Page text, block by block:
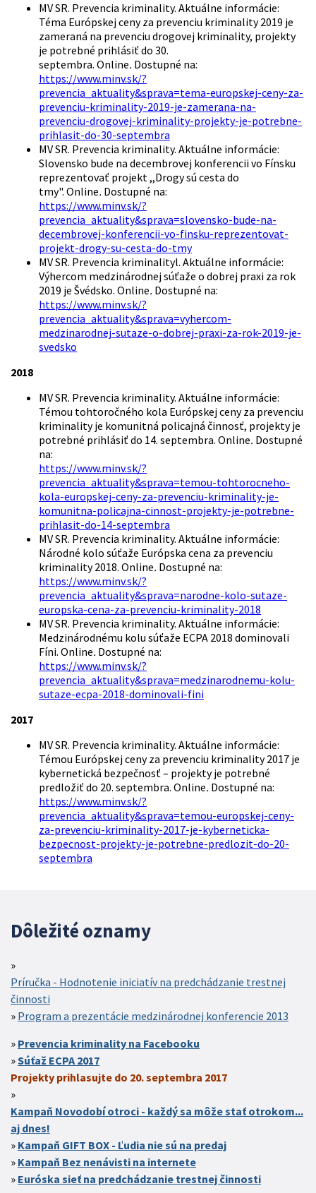
MV SR. Prevencia kriminality. Aktuálne informácie:
Téma Európskej ceny za prevenciu kriminality 2019 je
zameraná na prevenciu drogovej kriminality, projekty
je potrebné prihlásiť do 30.
septembra. Online. Dostupné na:
https://www.minv.sk/?
prevencia_aktuality&sprava=tema-europskej-ceny-za-
prevenciu-kriminality-2019-je-zamerana-na-
prevenciu-drogovej-kriminality-projekty-je-potrebne-
prihlasit-do-30-septembra
MV SR. Prevencia kriminality. Aktuálne informácie:
Slovensko bude na decembrovej konferencii vo Fínsku
reprezentovať projekt ,,Drogy sú cesta do
tmy". Online. Dostupné na:
https://www.minv.sk/?
prevencia_aktuality&sprava=slovensko-bude-na-
decembrovej-konferencii-vo-finsku-reprezentovat-
projekt-drogy-su-cesta-do-tmy
MV SR. Prevencia kriminalityl. Aktuálne informácie:
Výhercom medzinárodnej súťaže o dobrej praxi za rok
2019 je Švédsko. Online. Dostupné na:
https://www.minv.sk/?
prevencia_aktuality&sprava=vyhercom-
medzinarodnej-sutaze-o-dobrej-praxi-za-rok-2019-je-
svedsko
2018
MV SR. Prevencia kriminality. Aktuálne informácie:
Témou tohtoročného kola Európskej ceny za prevenciu
kriminality je komunitná policajná činnosť, projekty je
potrebné prihlásiť do 14. septembra. Online. Dostupné
na:
https://www.minv.sk/?
prevencia_aktuality&sprava=temou-tohtorocneho-
kola-europskej-ceny-za-prevenciu-kriminality-je-
komunitna-policajna-cinnost-projekty-je-potrebne-
prihlasit-do-14-septembra
MV SR. Prevencia kriminality. Aktuálne informácie:
Národné kolo súťaže Európska cena za prevenciu
kriminality 2018. Online. Dostupné na:
https://www.minv.sk/?
prevencia_aktuality&sprava=narodne-kolo-sutaze-
europska-cena-za-prevenciu-kriminality-2018
MV SR. Prevencia kriminality. Aktuálne informácie:
Medzinárodnému kolu súťaže ECPA 2018 dominovali
Fíni. Online. Dostupné na:
https://www.minv.sk/?
prevencia_aktuality&sprava=medzinarodnemu-kolu-
sutaze-ecpa-2018-dominovali-fini
2017
MV SR. Prevencia kriminality. Aktuálne informácie:
Témou Európskej ceny za prevenciu kriminality 2017 je
kybernetická bezpečnosť – projekty je potrebné
predložiť do 20. septembra. Online. Dostupné na:
https://www.minv.sk/?
prevencia_aktuality&sprava=temou-europskej-ceny-
za-prevenciu-kriminality-2017-je-kyberneticka-
bezpecnost-projekty-je-potrebne-predlozit-do-20-
septembra
Dôležité oznamy
Príručka - Hodnotenie iniciatív na predchádzanie trestnej
činnosti
Program a prezentácie medzinárodnej konferencie 2013
Prevencia kriminality na Facebooku
Súťaž ECPA 2017
Projekty prihlasujte do 20. septembra 2017
Kampaň Novodobí otroci - každý sa môže stať otrokom...
aj dnes!
Kampaň GIFT BOX - Ľudia nie sú na predaj
Kampaň Bez nenávisti na internete
Euróska sieť na predchádzanie trestnej činnosti